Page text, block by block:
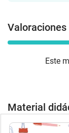
Valoraciones
Este
Material